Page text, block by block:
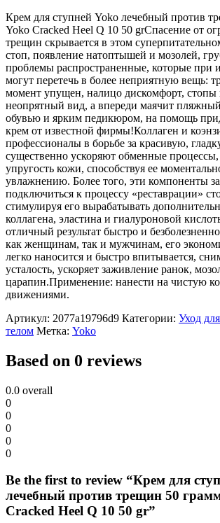
Крем для ступней Yoko лечебный против
Yoko Cracked Heel Q 10 50 grСпасение от
трещин скрывается в этом
стоп, появление натоптышей и мозолей,
проблемы распространенные, которые при
могут перетечь в более неприятную вещь:
момент упущен, налицо дискомфорт,
неопрятный вид, а впереди маячит
обувью и ярким педикюром, на помощь
крем от известной фирмы!Коллаген и
профессионалы в борьбе за красивую,
существенно ускоряют обменные
упругость кожи, способствуя ее
увлажнению. Более того, эти компоненты
подключиться к процессу «реставрации»
стимулируя его вырабатывать
коллагена, эластина и гиалуроновой
отличный результат быстро и
как женщинам, так и мужчинам, его
легко наносится и быстро впитывается,
усталость, ускоряет заживление ранок,
царапин.Применение: нанести на чистую
движениями.
Артикул: 2077a19796d9 Категории: Уход
телом Метка: Yoko
Based on 0 reviews
0.0 overall
0
0
0
0
0
Be the first to review “Крем для
лечебный против трещин 50
Cracked Heel Q 10 50 gr”